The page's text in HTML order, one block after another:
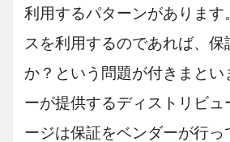
利用するパターンがあります
スを利用するのであれば、
か？という問題が付きまと
ーが提供するディストリビュ
ージは保証をベンダーが行っ